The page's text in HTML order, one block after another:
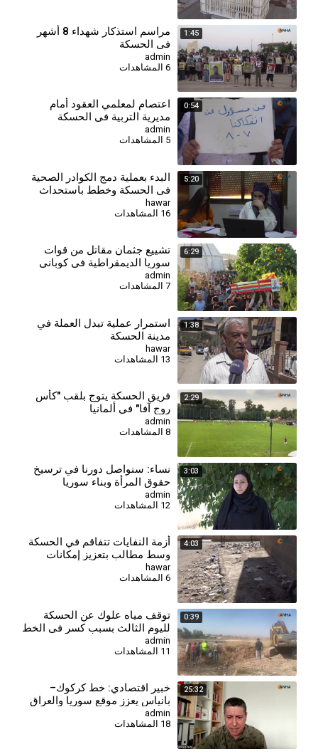
1:45
⁣مراسم استذكار شهداء 8 أشهر
في الحسكة
admin
6 المشاهدات
0:54
اعتصام لمعلمي العقود أمام
مديرية التربية في الحسكة
للمطالبة بالتثبيت وصرف
مستحقاتهم
admin
5 المشاهدات
5:20
البدء بعملية دمج الكوادر الصحية
في الحسكة وخطط باستحداث
مراكز جديدة
hawar
16 المشاهدات
6:29
⁣تشييع جثمان مقاتل من قوات
سوريا الديمقراطية في كوباني
admin
7 المشاهدات
1:38
استمرار عملية تبدل العملة في
مدينة الحسكة
hawar
13 المشاهدات
2:29
فريق الحسكة يتوج بلقب "كأس
روج آفا" في ألمانيا
admin
3:03
⁣نساء: سنواصل دورنا في ترسيخ
حقوق المرأة وبناء سوريا
الديمقراطية
admin
12 المشاهدات
4:03
أزمة النفايات تتفاقم في الحسكة
وسط مطالب بتعزيز إمكانات
قطاع النظافة
hawar
6 المشاهدات
0:39
توقف مياه علوك عن الحسكة
لليوم الثالث بسبب كسر في الخط
الرئيس
admin
11 المشاهدات
25:32
⁣خبير اقتصادي: خط كركوك–
بانياس يعزز موقع سوريا والعراق
ويقلص النفوذ التركي
admin
18 المشاهدات